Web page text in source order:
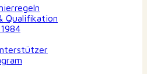
Qualifikation